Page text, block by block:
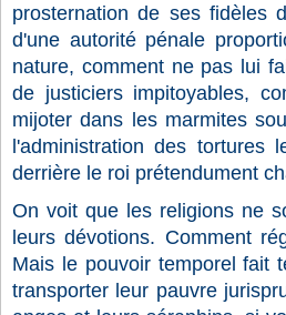
prosternation de ses fidèles
d'une autorité pénale
nature, comment ne pas lui
de justiciers impitoyables,
mijoter dans les marmites
l'administration des
derrière le roi prétendument
On voit que les religions ne
leurs dévotions. Comment
Mais le pouvoir temporel fait
transporter leur pauvre